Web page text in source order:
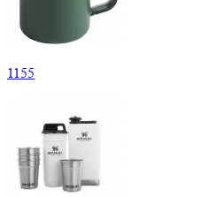
1155